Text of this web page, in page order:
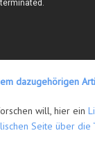
dazugehörigen
will, hier ein
Seite über die